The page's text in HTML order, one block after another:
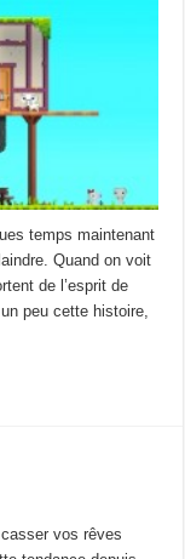
temps maintenant
Quand on voit
de l’esprit de
peu cette histoire,
vos rêves